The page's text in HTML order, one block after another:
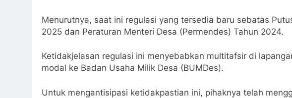
Menurutnya, saat ini regulasi yang tersedia baru sebatas
2025 dan Peraturan Menteri Desa (Permendes) Tahun 2024.
Ketidakjelasan regulasi ini menyebabkan multitafsir di
modal ke Badan Usaha Milik Desa (BUMDes).
Untuk mengantisipasi ketidakpastian ini, pihaknya telah